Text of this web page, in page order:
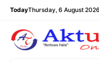
Langsung
TodayThursday, 6 August 2026